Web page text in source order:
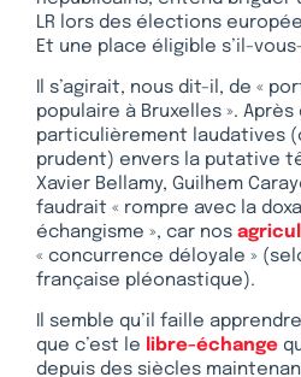
LR lors des élections
Et une place éligible s’il-
Il s’agirait, nous dit-il, de «
populaire à Bruxelles ».
particulièrement laudatives
prudent) envers la putative
Xavier Bellamy, Guilhem
faudrait « rompre avec la
échangisme », car nos
« concurrence déloyale »
française pléonastique).
Il semble qu’il faille
que c’est le libre-échange
depuis des siècles